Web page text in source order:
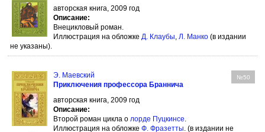
авторская книга, 2009 год
Описание:
Внецикловый роман.
Иллюстрация на обложке Д. Клаубы, Л. Манко (в издании
не указаны).
Э. Маевский №50
Приключения профессора Браннича
авторская книга, 2009 год
Описание:
Второй роман цикла о лорде Пуцкинсе.
Иллюстрация на обложке Ф. Фразетты. (в издании не